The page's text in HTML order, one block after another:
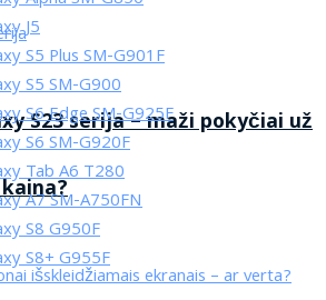
S23 serija – maži pokyčiai už
J5
S5 Plus SM-G901F
S5 SM-G900
S6 Edge SM-G925F
S6 SM-G920F
Tab A6 T280
A7 SM-A750FN
S8 G950F
S8+ G955F